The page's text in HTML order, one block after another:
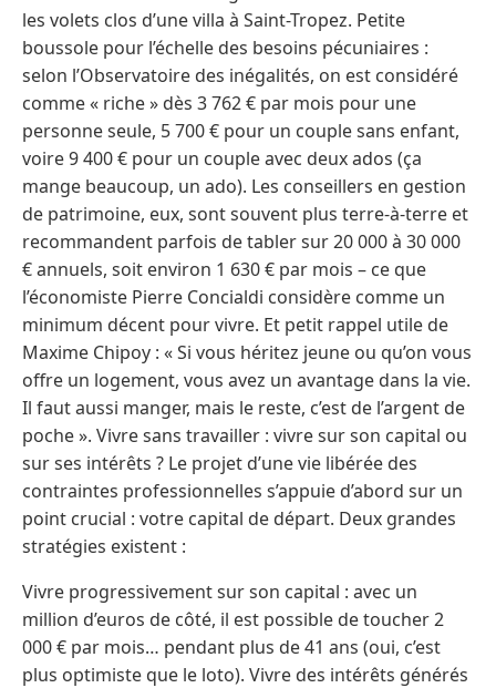
les volets clos d’une villa à Saint-Tropez. Petite
boussole pour l’échelle des besoins pécuniaires :
selon l’Observatoire des inégalités, on est considéré
comme « riche » dès 3 762 € par mois pour une
personne seule, 5 700 € pour un couple sans enfant,
voire 9 400 € pour un couple avec deux ados (ça
mange beaucoup, un ado). Les conseillers en gestion
de patrimoine, eux, sont souvent plus terre-à-terre et
recommandent parfois de tabler sur 20 000 à 30 000
€ annuels, soit environ 1 630 € par mois – ce que
l’économiste Pierre Concialdi considère comme un
minimum décent pour vivre. Et petit rappel utile de
Maxime Chipoy : « Si vous héritez jeune ou qu’on vous
offre un logement, vous avez un avantage dans la vie.
Il faut aussi manger, mais le reste, c’est de l’argent de
poche ». Vivre sans travailler : vivre sur son capital ou
sur ses intérêts ? Le projet d’une vie libérée des
contraintes professionnelles s’appuie d’abord sur un
point crucial : votre capital de départ. Deux grandes
stratégies existent :
Vivre progressivement sur son capital : avec un
million d’euros de côté, il est possible de toucher 2
000 € par mois… pendant plus de 41 ans (oui, c’est
plus optimiste que le loto). Vivre des intérêts générés